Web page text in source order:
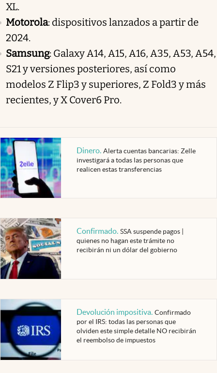
XL.
Motorola: dispositivos lanzados a partir de
2024.
Samsung: Galaxy A14, A15, A16, A35, A53, A54,
S21 y versiones posteriores, así como
modelos Z Flip3 y superiores, Z Fold3 y más
recientes, y X Cover6 Pro.
Dinero. Alerta cuentas bancarias: Zelle
investigará a todas las personas que
realicen estas transferencias
Confirmado. SSA suspende pagos |
quienes no hagan este trámite no
recibirán ni un dólar del gobierno
Devolución impositiva. Confirmado
por el IRS: todas las personas que
olviden este simple detalle NO recibirán
el reembolso de impuestos